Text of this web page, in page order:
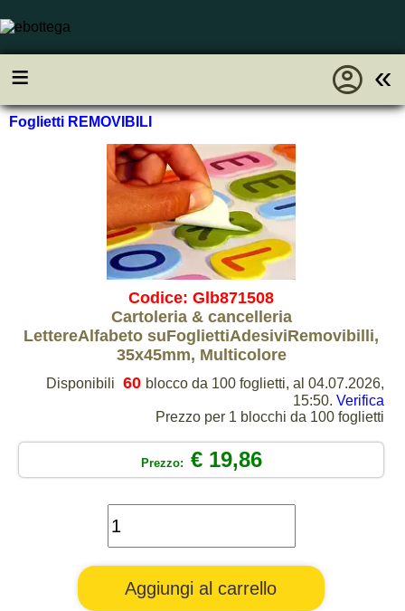
≡ «
account_circle
Foglietti REMOVIBILI
Codice: Glb871508
Cartoleria & cancelleria
LettereAlfabeto suFogliettiAdesiviRemovibilli,
35x45mm, Multicolore
Disponibili 60 blocco da 100 foglietti, al 04.07.2026,
15:50. Verifica
Prezzo per 1 blocchi da 100 foglietti
Prezzo: € 19,86